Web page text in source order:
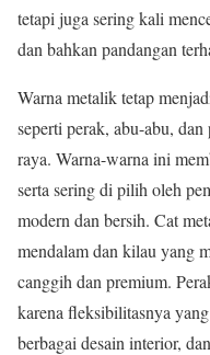
tetapi juga sering kali
dan bahkan pandangan
Warna metalik tetap
seperti perak, abu-abu,
raya. Warna-warna ini
serta sering di pilih oleh
modern dan bersih. Cat
mendalam dan kilau yang
canggih dan premium.
karena fleksibilitasnya
berbagai desain interior,